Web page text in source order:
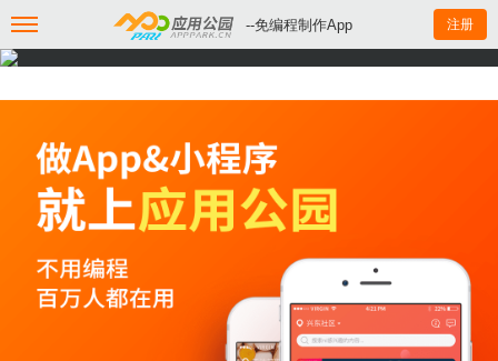
--免编程制作App 注册